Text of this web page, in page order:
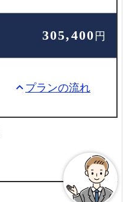
305,400円
keyboard_arrow_upプランの流れ